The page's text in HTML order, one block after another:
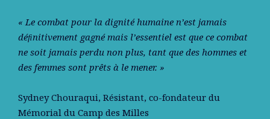
« Le combat pour la dignité humaine n’est jamais
déﬁnitivement gagné mais l’essentiel est que ce combat
ne soit jamais perdu non plus, tant que des hommes et
des femmes sont prêts à le mener. »
Sydney Chouraqui, Résistant, co-fondateur du
Mémorial du Camp des Milles